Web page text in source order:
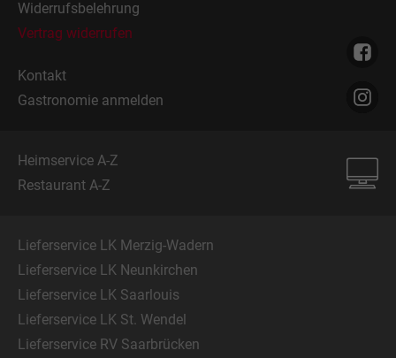
Widerrufsbelehrung
Vertrag widerrufen
Kontakt
Gastronomie anmelden
Heimservice A-Z
Restaurant A-Z
Lieferservice LK Merzig-Wadern
Lieferservice LK Neunkirchen
Lieferservice LK Saarlouis
Lieferservice LK St. Wendel
Lieferservice RV Saarbrücken